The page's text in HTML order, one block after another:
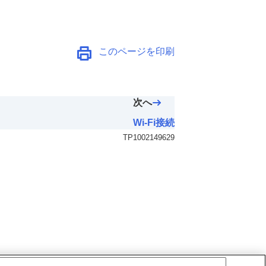
このページを印刷
次へ
Wi-Fi接続
TP1002149629